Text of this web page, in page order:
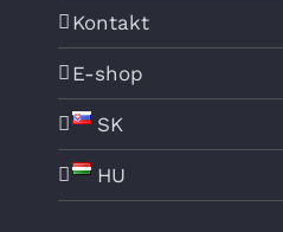
Kontakt
E-shop
SK
HU